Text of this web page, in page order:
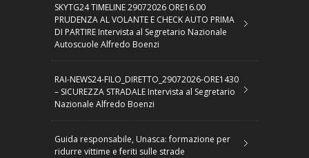
SKYTG24 TIMELINE 29072026 ORE16.00
PRUDENZA AL VOLANTE E CHECK AUTO PRIMA
DI PARTIRE Intervista al Segretario Nazionale
Autoscuole Alfredo Boenzi
RAI-NEWS24-FILO_DIRETTO_29072026-ORE1430
– SICUREZZA STRADALE Intervista al Segretario
Nazionale Alfredo Boenzi
Guida responsabile, Unasca: formazione per
ridurre vittime e feriti sulle strade